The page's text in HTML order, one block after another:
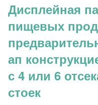
Дисплейная
пищевых
ап
с 4 или 6
стоек